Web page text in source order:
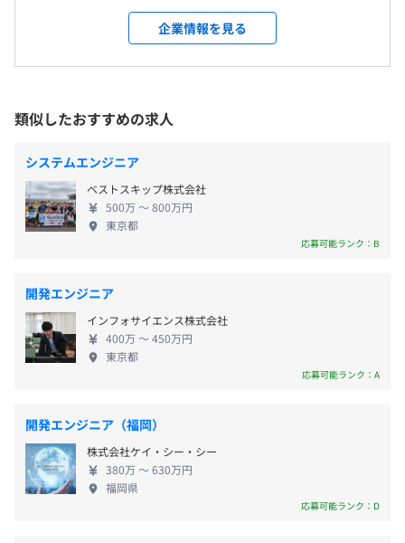
〈本社〉
東京メトロ丸ノ内線「新宿御苑前」駅より徒歩4分
・祝日
・年末年始休暇（3日）
・有給休暇
・FutureSparkDay
・誕生日休暇
・慶弔休暇
・産前産後休暇
・育児休暇
など
・通勤交通費（全額支給）
・残業代
急激に変化する現代社会の中で、不安を抱える人々
をサポートします。特に、若いうちは体力で仕事がで
きても、将来年齢を重ねた時に仕事がなくなるので
の不安に対して、TYKは以下のような方法で解決を目
指します。 ① 管理職に向いている方には、管理でき
るチームで活躍させ、サポートし合える環境をつく
ります。また、常に最新技術を積極的に活用すること
を前提とします。 ② IT業界は、常に最新技術を必要
とするため、単に技術を教えるだけでなく、新しい
技術を自主的に学ぶ力を育てることが重要です。これ
ん。 ③ 経営に役立つビジネススキルをお教えしま
す。現代では、技術や管理だけに頼るのではなく、ビ
ジネス全体の流れを理解し、より広い視野で考えて
行動することが求められます。 ◆IT業界の新しいイ
メージの構築 最近、IT業界には毎日夜遅くまで作業
いうイメージがあります。しかし、TYKはこれを変え
たいと考えています。IT業界で高い給料が支払われる
理由は「最新技術を駆使し、頭を使って問題を解決
しているからだ」というイメージをつくり直したい
企業情報を見る
類似したおすすめの求人
システムエンジニア
ベストスキップ株式会社
500万 〜 800万円
東京都
応募可能ランク：B
開発エンジニア
インフォサイエンス株式会社
400万 〜 450万円
東京都
応募可能ランク：A
開発エンジニア（福岡）
株式会社ケイ・シー・シー
380万 〜 630万円
福岡県
応募可能ランク：D